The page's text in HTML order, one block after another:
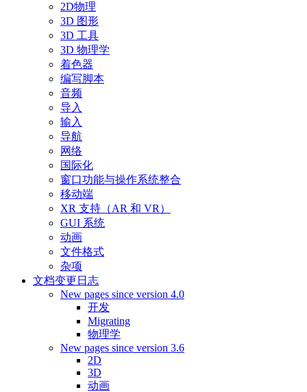
2D物理
3D 图形
3D 工具
3D 物理学
着色器
编写脚本
音频
导入
输入
导航
网络
国际化
窗口功能与操作系统整合
移动端
XR 支持（AR 和 VR）
GUI 系统
动画
文件格式
杂项
文档变更日志
New pages since version 4.0
开发
Migrating
物理学
New pages since version 3.6
2D
3D
动画